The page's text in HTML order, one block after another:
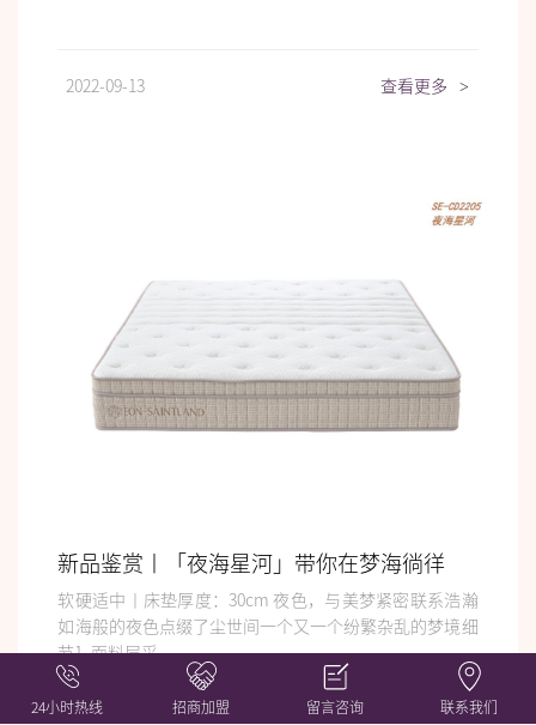
2022-09-13 查看更多 >
新品鉴赏丨「夜海星河」带你在梦海徜徉
软硬适中丨床垫厚度：30cm 夜色，与美梦紧密联系浩瀚
如海般的夜色点缀了尘世间一个又一个纷繁杂乱的梦境细
节1. 面料层采...
24小时热线 招商加盟 留言咨询 联系我们